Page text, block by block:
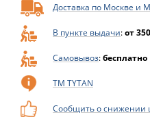
Доставка по Москве и
В пункте выдачи:от
Самовывоз:бесплатно
ТМ TYTAN
Сообщить о снижении